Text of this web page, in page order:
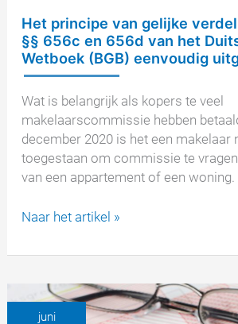
Het principe van gelijke
§§ 656c en 656d van het
Wetboek (BGB) eenvoudig
Wat is belangrijk als kopers te veel
makelaarscommissie hebben
december 2020 is het een makelaar
toegestaan om commissie te
van een appartement of een woning.
Het
van
verdeling
volgens
Naar het artikel »
juni